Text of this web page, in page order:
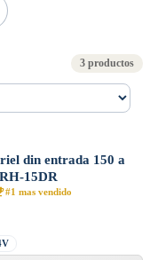
3 productos
din entrada 150 a
15DR
#1 mas vendido